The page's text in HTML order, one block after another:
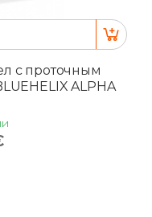
с проточным
ALPHA